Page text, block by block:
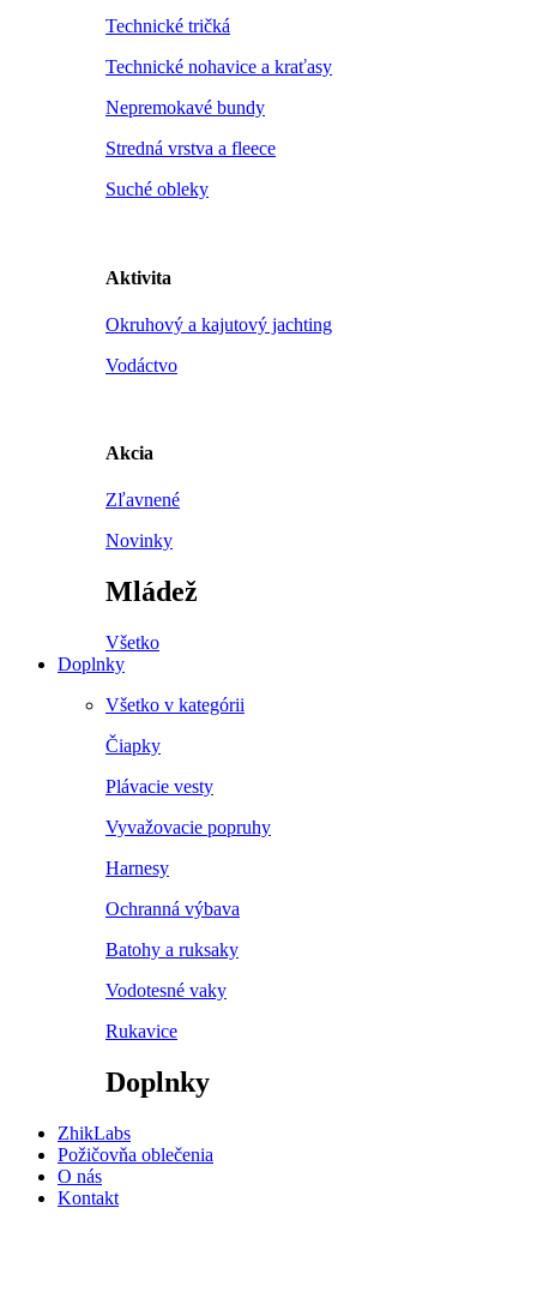
Technické tričká
Technické nohavice a kraťasy
Nepremokavé bundy
Stredná vrstva a fleece
Suché obleky
Aktivita
Okruhový a kajutový jachting
Vodáctvo
Akcia
Zľavnené
Novinky
Mládež
Všetko
Doplnky
Všetko v kategórii
Čiapky
Plávacie vesty
Vyvažovacie popruhy
Harnesy
Ochranná výbava
Batohy a ruksaky
Vodotesné vaky
Rukavice
Doplnky
ZhikLabs
Požičovňa oblečenia
O nás
Kontakt